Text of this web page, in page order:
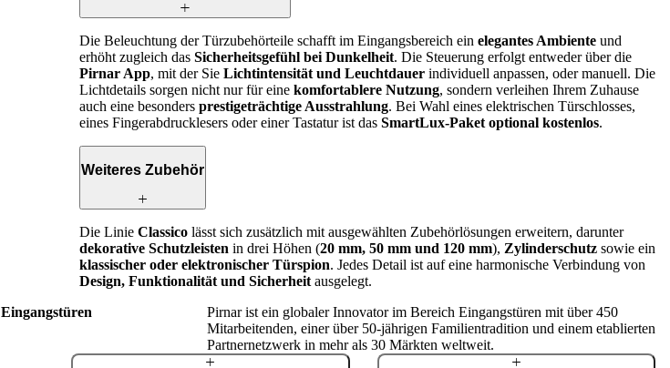
Die Beleuchtung der Türzubehörteile schafft im Eingangsbereich ein elegantes Ambiente und
erhöht zugleich das Sicherheitsgefühl bei Dunkelheit. Die Steuerung erfolgt entweder über die
Pirnar App, mit der Sie Lichtintensität und Leuchtdauer individuell anpassen, oder manuell. Die
Lichtdetails sorgen nicht nur für eine komfortablere Nutzung, sondern verleihen Ihrem Zuhause
auch eine besonders prestigeträchtige Ausstrahlung. Bei Wahl eines elektrischen Türschlosses,
eines Fingerabdrucklesers oder einer Tastatur ist das SmartLux‑Paket optional kostenlos.
Weiteres Zubehör
Die Linie Classico lässt sich zusätzlich mit ausgewählten Zubehörlösungen erweitern, darunter
dekorative Schutzleisten in drei Höhen (20 mm, 50 mm und 120 mm), Zylinderschutz sowie ein
klassischer oder elektronischer Türspion. Jedes Detail ist auf eine harmonische Verbindung von
Design, Funktionalität und Sicherheit ausgelegt.
Pirnar ist ein globaler Innovator im Bereich Eingangstüren mit über 450
Mitarbeitenden, einer über 50-jährigen Familientradition und einem etablierten
Partnernetzwerk in mehr als 30 Märkten weltweit.